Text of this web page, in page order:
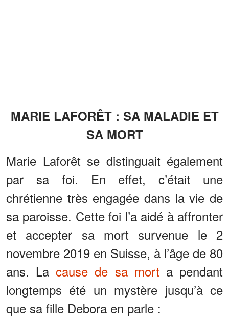
MARIE LAFORÊT : SA MALADIE ET
SA MORT
Marie Laforêt se distinguait également
par sa foi. En effet, c’était une
chrétienne très engagée dans la vie de
sa paroisse. Cette foi l’a aidé à affronter
et accepter sa mort survenue le 2
novembre 2019 en Suisse, à l’âge de 80
ans. Lacause de sa mort a pendant
longtemps été un mystère jusqu’à ce
que sa fille Debora en parle :